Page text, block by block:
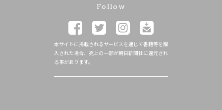
Follow
本サイトに掲載されるサービスを通じて書籍等を購
入された場合、売上の一部が朝日新聞社に還元され
る事があります。